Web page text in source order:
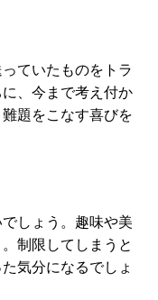
ていたものをトラ
、今まで考え付か
題をこなす喜びを
しょう。趣味や美
制限してしまうと
気分になるでしょ